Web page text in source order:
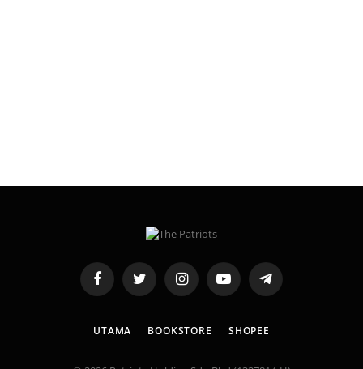
FacebookTwitter InstagramYouTubeTelegram
UTAMA BOOKSTORE SHOPEE